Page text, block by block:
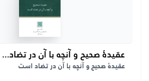
عقیدهٔ صحیح و آنچه با آن در تضاد...
عقیدهٔ صحیح و آنچه با آن در تضاد است